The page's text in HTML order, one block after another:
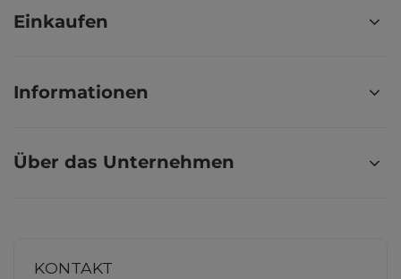
Einkaufen
Informationen
Über das Unternehmen
KONTAKT